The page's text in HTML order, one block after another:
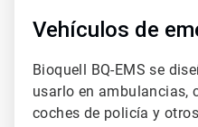
Vehículos de
Bioquell BQ-EMS se
usarlo en ambulancias,
coches de policía y